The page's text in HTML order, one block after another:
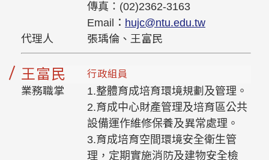
傳真：(02)2362-3163
Email： hujc@ntu.edu.tw
代理人
張瑀倫、王富民
王富民 行政組員
業務職掌
1.整體育成培育環境規劃及管理。
2.育成中心財產管理及培育區公共
設備運作維修保養及異常處理。
3.育成培育空間環境安全衛生管
理，定期實施消防及建物安全檢